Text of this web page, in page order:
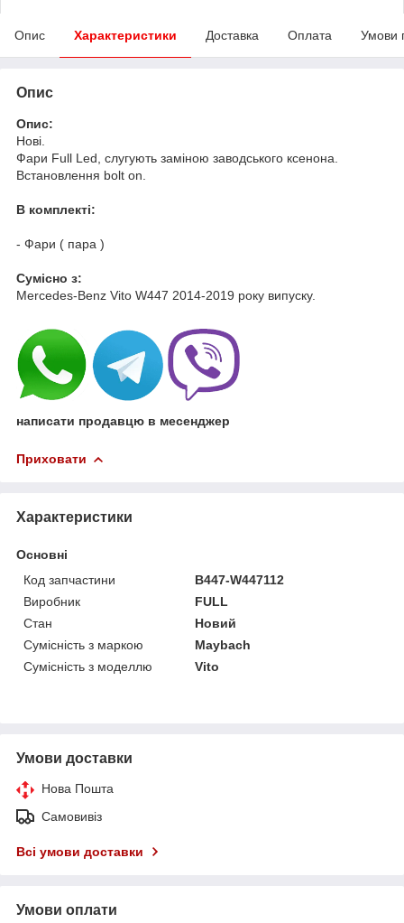
Опис Характеристики Доставка Оплата Умови
Опис
Опис:
Нові.
Фари Full Led, слугують заміною заводського ксенона.
Встановлення bolt on.
В комплекті:
- Фари ( пара )
Cумісно з:
Mercedes-Benz Vito W447 2014-2019 року випуску.
написати продавцю в месенджер
Приховати
Характеристики
Основні
Код запчастини
B447-W447112
Виробник
FULL
Стан
Новий
Сумісність з маркою
Maybach
Сумісність з моделлю
Vito
Умови доставки
Нова Пошта
Самовивіз
Всі умови доставки
Умови оплати